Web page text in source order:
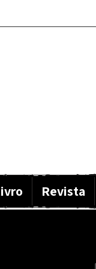
Revista